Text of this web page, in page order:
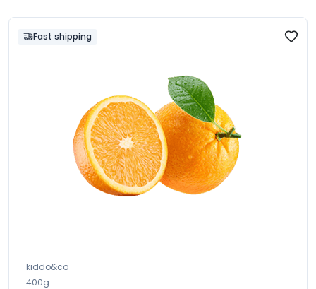
Fast shipping
kiddo&co
400g